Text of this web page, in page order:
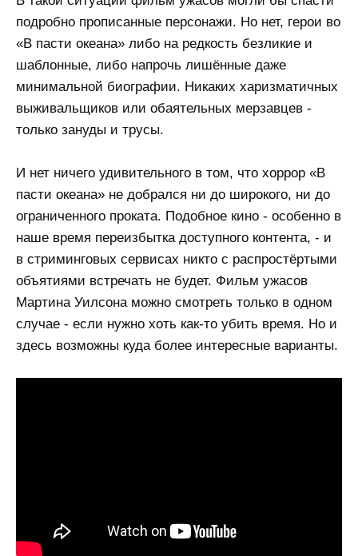
подробно прописанные персонажи. Но нет, герои во
«В пасти океана» либо на редкость безликие и
шаблонные, либо напрочь лишённые даже
минимальной биографии. Никаких харизматичных
выживальщиков или обаятельных мерзавцев -
только зануды и трусы.
И нет ничего удивительного в том, что хоррор «В
пасти океана» не добрался ни до широкого, ни до
ограниченного проката. Подобное кино - особенно в
наше время переизбытка доступного контента, - и
в стриминговых сервисах никто с распростёртыми
объятиями встречать не будет. Фильм ужасов
Мартина Уилсона можно смотреть только в одном
случае - если нужно хоть как-то убить время. Но и
здесь возможны куда более интересные варианты.